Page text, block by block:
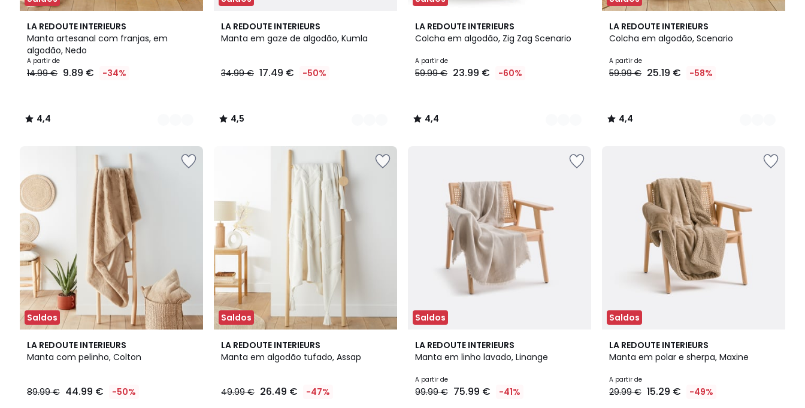
LA REDOUTE INTERIEURS
Manta artesanal com franjas, em
algodão, Nedo
Preço
a
€
€
34%
de
desconto
aplicado.
A partir de
14.99 € 9.89 € -34%
4,4
/ 5
12
Cores
4,4
/
LA REDOUTE INTERIEURS
Manta em gaze de algodão, Kumla
34.99 € 17.49 € -50%
4,5
/ 5
4
Cores
4,5
/
LA REDOUTE INTERIEURS
Colcha em algodão, Zig Zag Scenario
A partir de
59.99 € 23.99 € -60%
4,4
/ 5
9
Cores
4,4
/
LA REDOUTE INTERIEURS
Colcha em algodão, Scenario
A partir de
59.99 € 25.19 € -58%
4,4
/ 5
9
Cores
4,4
/
Saldos
LA REDOUTE INTERIEURS
Manta com pelinho, Colton
89.99 € 44.99 € -50%
4,8
/ 5
3
Cores
Saldos
LA REDOUTE INTERIEURS
Manta em algodão tufado, Assap
49.99 € 26.49 € -47%
4,7
/ 5
Saldos
LA REDOUTE INTERIEURS
Manta em linho lavado, Linange
A partir de
99.99 € 75.99 € -41%
4,4
/ 5
5
Cores
Saldos
LA REDOUTE INTERIEURS
Manta em polar e sherpa, Maxine
A partir de
29.99 € 15.29 € -49%
4,8
/ 5
10
Cores